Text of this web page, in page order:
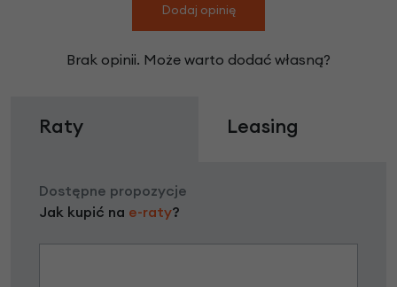
Dodaj opinię
Brak opinii. Może warto dodać własną?
Raty Leasing
Dostępne propozycje
Jak kupić na e-raty?